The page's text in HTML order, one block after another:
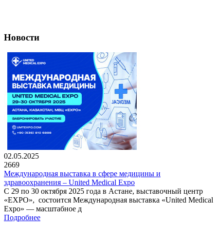
Новости
02.05.2025
2669
Международная выставка в сфере медицины и
здравоохранения – United Medical Expo
С 29 по 30 октября 2025 года в Астане, выставочный центр
«EXPO», состоится Международная выставка «United Medical
Expo» — масштабное д
Подробнее